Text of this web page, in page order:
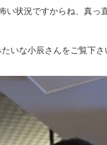
状況ですからね、真っ
いな小辰さんをご覧下さ